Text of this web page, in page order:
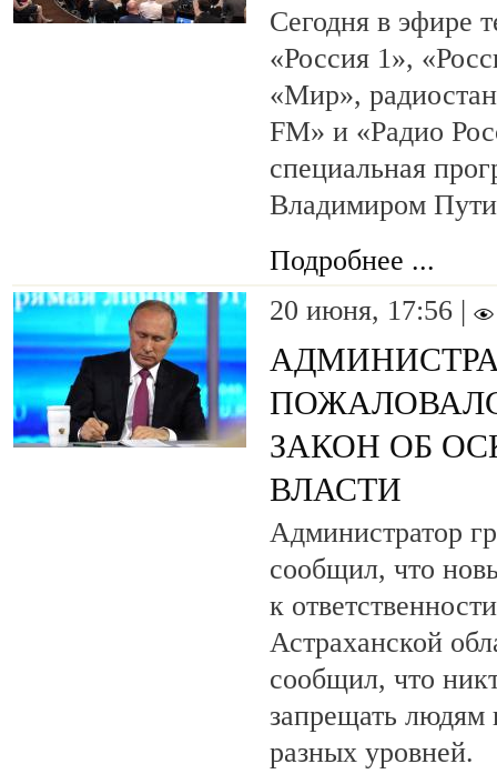
Сегодня в эфире
«Россия 1»,
«Мир»,
FM» и «Радио
специальная
Владимиром
Подробнее ...
20 июня, 17:56 |
ЗАКОН ОБ
ВЛАСТИ
Администратор
сообщил, что
к
Астраханской
сообщил, что
запрещать людям
разных уровней.